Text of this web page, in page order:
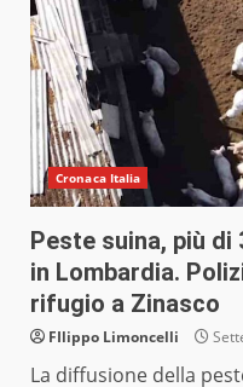
Cronaca Italia
Peste suina, più
in Lombardia.
rifugio a Zinasco
FIlippo Limoncelli
La diffusione della